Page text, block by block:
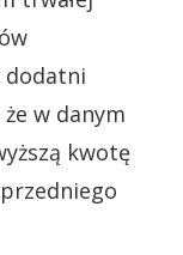
dodatni
w danym
kwotę